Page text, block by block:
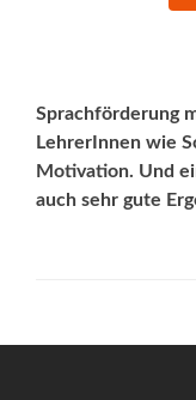
Sprachförderung
LehrerInnen wie
Motivation. Und
auch sehr gute